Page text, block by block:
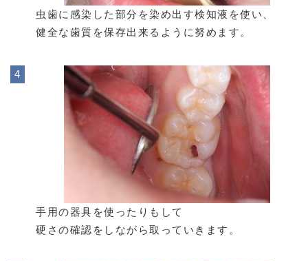
虫歯に感染した部分を染め出す検知液を使い、
健全な歯質を保存出来るように努めます。
手用の器具を使ったりもして
硬さの確認をしながら取っていきます。